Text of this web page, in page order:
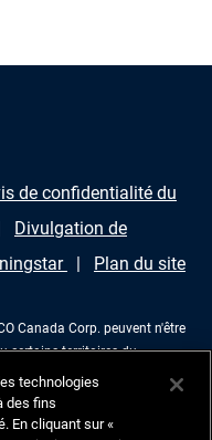
de confidentialité du
Divulgation de
Plan du site
Canada Corp. peuvent n'être
certains territoires du
revendeurs agréés à cet effet.
sous aucune forme
sans permission
technologies
des fins
En cliquant sur «